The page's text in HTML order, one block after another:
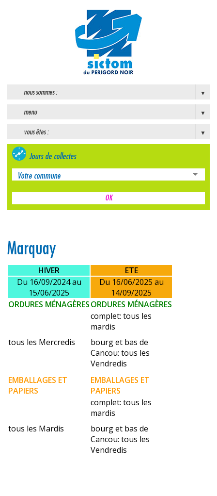
nous sommes :
menu
vous êtes :
Jours de collectes
Marquay
HIVER
ETE
Du 16/09/2024 au
15/06/2025
Du 16/06/2025 au
14/09/2025
ORDURES MÉNAGÈRESORDURES MÉNAGÈRES
tous les Mercredis
complet: tous les
mardis
bourg et bas de
Cancou: tous les
Vendredis
EMBALLAGES ET
PAPIERS
EMBALLAGES ET
PAPIERS
tous les Mardis
complet: tous les
mardis
bourg et bas de
Cancou: tous les
Vendredis